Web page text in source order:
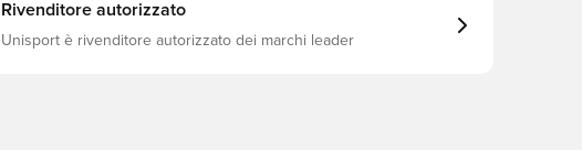
Rivenditore autorizzato
Unisport è rivenditore autorizzato dei marchi leader